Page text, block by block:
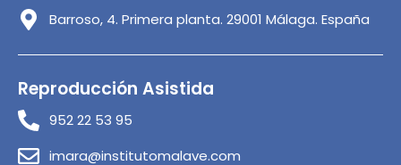
Barroso, 4. Primera planta. 29001 Málaga. España
Reproducción Asistida
952 22 53 95
imara@institutomalave.com